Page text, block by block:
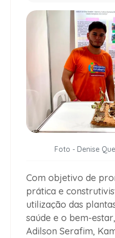
Foto - Denise
Com objetivo de
prática e
utilização das
saúde e o bem-
Adilson Serafim,